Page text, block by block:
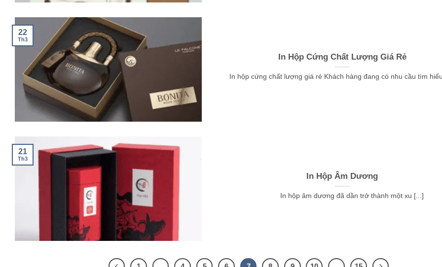
In Hộp Cứng Chất Lượng Giá Rẻ
In hộp cứng chất lượng giá rẻ Khách hàng đang có nhu cầu tìm
22
Th3
In Hộp Âm Dương
In hộp âm dương đã dần trở thành một xu [...]
21
Th3